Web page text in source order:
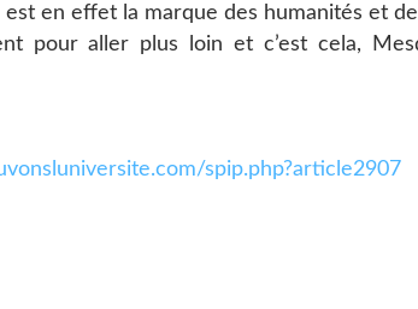
en effet la marque des humanités et
pour aller plus loin et c’est cela,
spip.php?article2907